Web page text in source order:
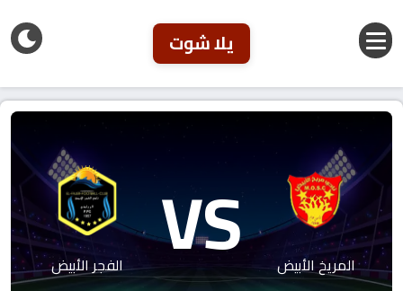
يلا شوت
المريخ الأبيض VS الفجر الأبيض